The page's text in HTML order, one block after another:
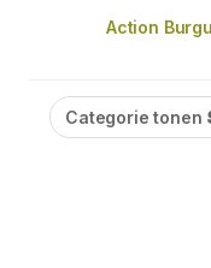
Action
Categorie tonen